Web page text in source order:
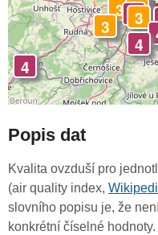
4
3
3
4
3
43
4
4
Popis dat
Kvalita ovzduší pro
(air quality index,
slovního popisu je, že
konkrétní číselné